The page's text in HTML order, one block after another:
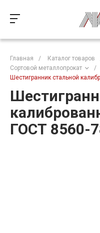
Главная / Каталог товаров
Сортовой металлопрокат
/
Шестигранник стальной
ГОСТ 8560-